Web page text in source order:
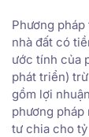
Phương
nhà đất có
ước tính của
phát triển)
gồm lợi
phương pháp
tư chia cho